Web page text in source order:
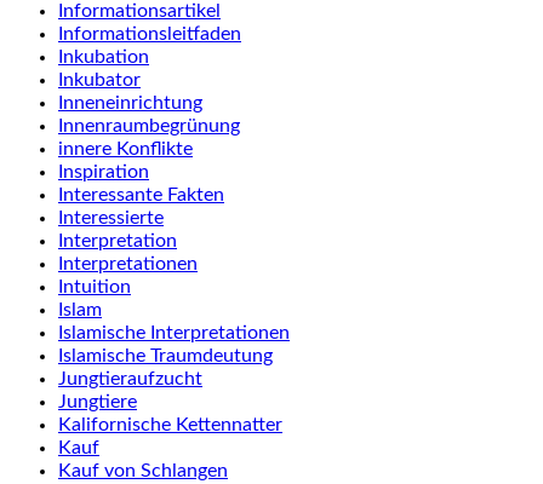
Informationsartikel
Informationsleitfaden
Inkubation
Inkubator
Inneneinrichtung
Innenraumbegrünung
innere Konflikte
Inspiration
Interessante Fakten
Interessierte
Interpretation
Interpretationen
Intuition
Islam
Islamische Interpretationen
Islamische Traumdeutung
Jungtieraufzucht
Jungtiere
Kalifornische Kettennatter
Kauf
Kauf von Schlangen